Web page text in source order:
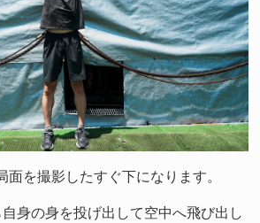
面を撮影したすぐ下になります。
身の身を投げ出して空中へ飛び出し